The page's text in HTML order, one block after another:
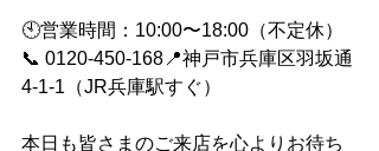
🕙営業時間：10:00〜18:00（不定休）
📞 0120-450-168📍神戸市兵庫区羽坂通
4-1-1（JR兵庫駅すぐ）
本日も皆さまのご来店を心よりお待ち